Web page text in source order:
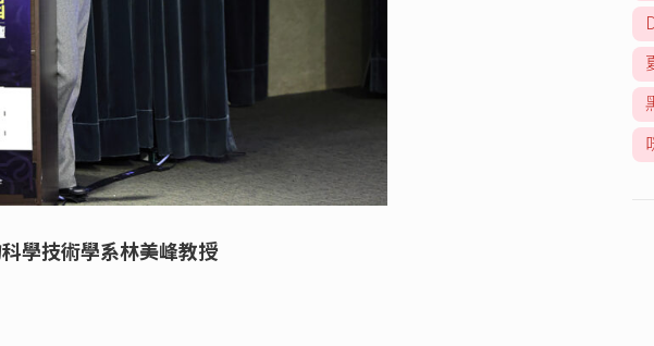
學技術學系林美峰教授